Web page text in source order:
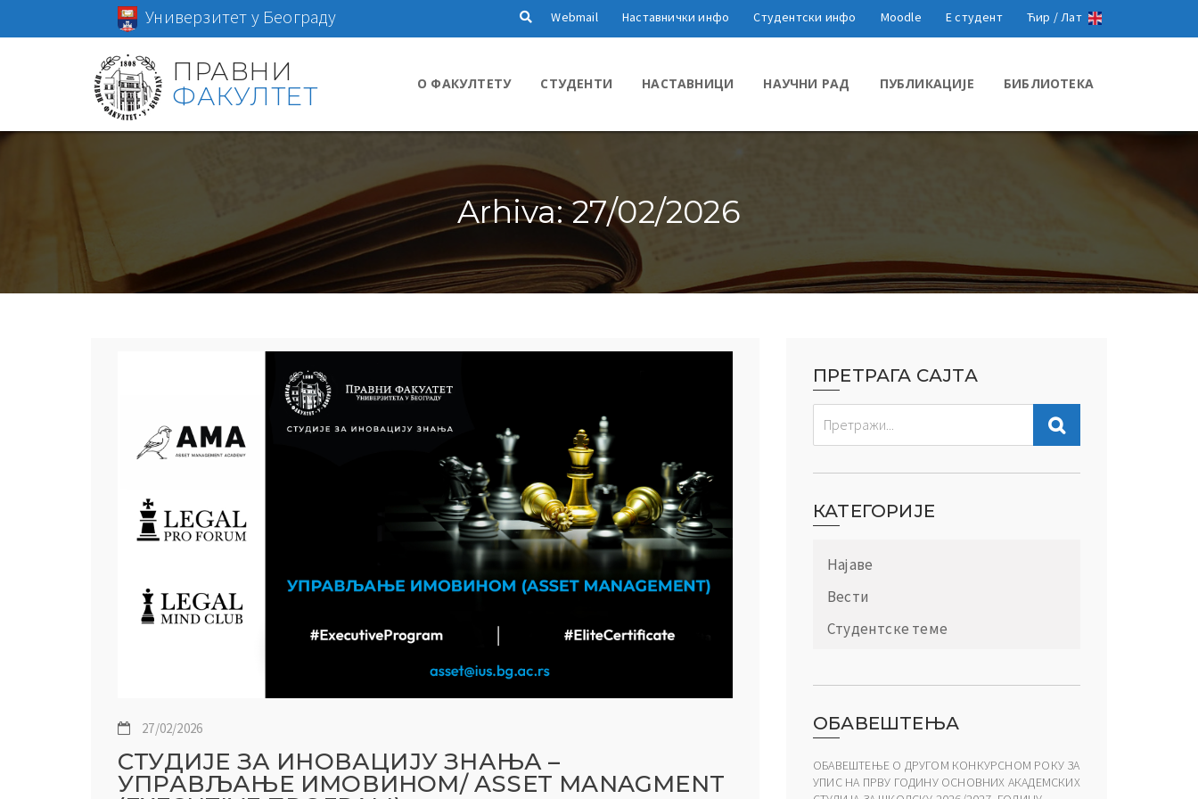
Универзитет у Београду Webmail Наставнички инфо Студентски инфо Moodle Е студент Ћир /Лат
ПРАВНИ
ФАКУЛТЕТ
О ФАКУЛТЕТУ СТУДЕНТИ НАСТАВНИЦИ НАУЧНИ РАД ПУБЛИКАЦИЈЕ БИБЛИОТЕКА
Arhiva: 27/02/2026
27/02/2026
СТУДИЈЕ ЗА ИНОВАЦИЈУ ЗНАЊА –
УПРАВЉАЊЕ ИМОВИНОМ/ ASSET MANAGMENT
ПРЕТРАГА САЈТА
КАТЕГОРИЈЕ
Најаве
Вести
Студентске теме
ОБАВЕШТЕЊА
ОБАВЕШТЕЊЕ О ДРУГОМ КОНКУРСНОМ РОКУ ЗА
УПИС НА ПРВУ ГОДИНУ ОСНОВНИХ АКАДЕМСКИХ